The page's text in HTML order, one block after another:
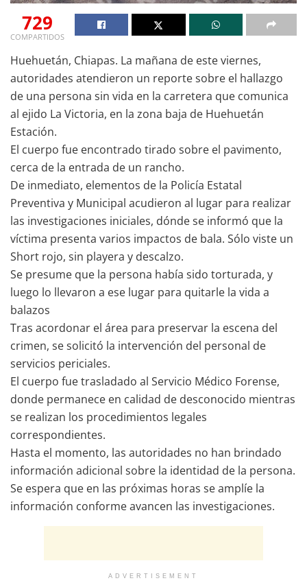
729
COMPARTIDOS
Huehuetán, Chiapas. La mañana de este viernes,
autoridades atendieron un reporte sobre el hallazgo
de una persona sin vida en la carretera que comunica
al ejido La Victoria, en la zona baja de Huehuetán
Estación.
El cuerpo fue encontrado tirado sobre el pavimento,
cerca de la entrada de un rancho.
De inmediato, elementos de la Policía Estatal
Preventiva y Municipal acudieron al lugar para realizar
las investigaciones iniciales, dónde se informó que la
víctima presenta varios impactos de bala. Sólo viste un
Short rojo, sin playera y descalzo.
Se presume que la persona había sido torturada, y
luego lo llevaron a ese lugar para quitarle la vida a
balazos
Tras acordonar el área para preservar la escena del
crimen, se solicitó la intervención del personal de
servicios periciales.
El cuerpo fue trasladado al Servicio Médico Forense,
donde permanece en calidad de desconocido mientras
se realizan los procedimientos legales
correspondientes.
Hasta el momento, las autoridades no han brindado
información adicional sobre la identidad de la persona.
Se espera que en las próximas horas se amplíe la
información conforme avancen las investigaciones.
ADVERTISEMENT